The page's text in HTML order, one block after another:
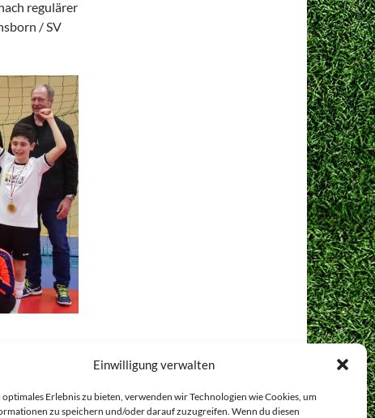
Einwilligung verwalten
optimales Erlebnis zu bieten, verwenden wir Technologien wie Cookies, um
zu speichern und/oder darauf zuzugreifen. Wenn du diesen
regulärer
/ SV